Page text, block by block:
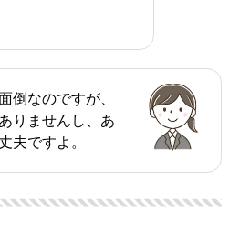
倒なのですが、
りませんし、あ
夫ですよ。